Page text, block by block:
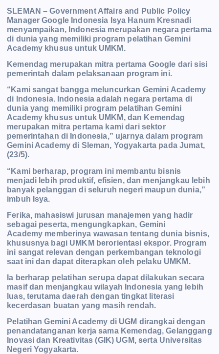
SLEMAN – Government Affairs and Public Policy
Manager Google Indonesia Isya Hanum Kresnadi
menyampaikan, Indonesia merupakan negara pertama
di dunia yang memiliki program pelatihan Gemini
Academy khusus untuk UMKM.
Kemendag merupakan mitra pertama Google dari sisi
pemerintah dalam pelaksanaan program ini.
“Kami sangat bangga meluncurkan Gemini Academy
di Indonesia. Indonesia adalah negara pertama di
dunia yang memiliki program pelatihan Gemini
Academy khusus untuk UMKM, dan Kemendag
merupakan mitra pertama kami dari sektor
pemerintahan di Indonesia,” ujarnya dalam program
Gemini Academy di Sleman, Yogyakarta pada Jumat,
(23/5).
“Kami berharap, program ini membantu bisnis
menjadi lebih produktif, efisien, dan menjangkau lebih
banyak pelanggan di seluruh negeri maupun dunia,”
imbuh Isya.
Ferika, mahasiswi jurusan manajemen yang hadir
sebagai peserta, mengungkapkan, Gemini
Academy memberinya wawasan tentang dunia bisnis,
khususnya bagi UMKM berorientasi ekspor. Program
ini sangat relevan dengan perkembangan teknologi
saat ini dan dapat diterapkan oleh pelaku UMKM.
Ia berharap pelatihan serupa dapat dilakukan secara
masif dan menjangkau wilayah Indonesia yang lebih
luas, terutama daerah dengan tingkat literasi
kecerdasan buatan yang masih rendah.
Pelatihan Gemini Academy di UGM dirangkai dengan
penandatanganan kerja sama Kemendag, Gelanggang
Inovasi dan Kreativitas (GIK) UGM, serta Universitas
Negeri Yogyakarta.